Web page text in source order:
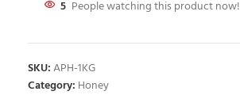
5 People watching this product now!
SKU:APH-1KG
Category: Honey